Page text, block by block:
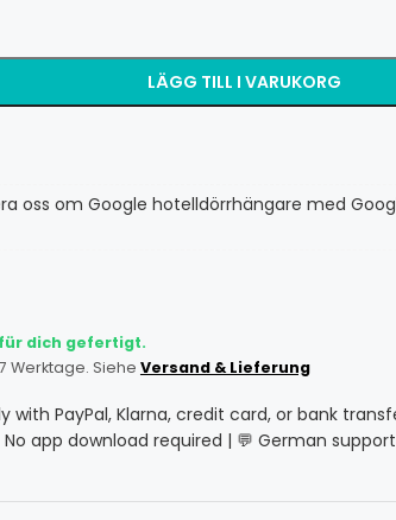
LÄGG TILL I VARUKORG
oss om Google hotelldörrhängare med
dich gefertigt.
Werktage. Siehe Versand & Lieferung
with PayPal, Klarna, credit card, or bank
app download required | 💬 German support